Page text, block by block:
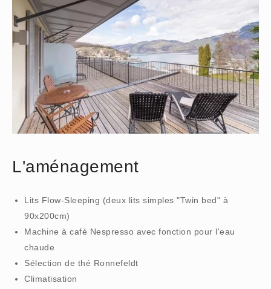
L'aménagement
Lits Flow-Sleeping (deux lits simples "Twin bed" à
90x200cm)
Machine à café Nespresso avec fonction pour l'eau
chaude
Sélection de thé Ronnefeldt
Climatisation